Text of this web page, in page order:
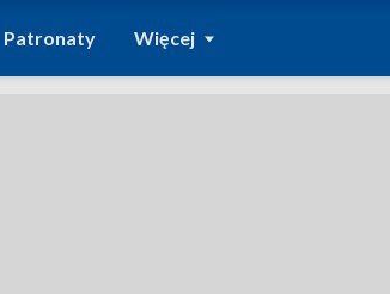
Patronaty Więcej